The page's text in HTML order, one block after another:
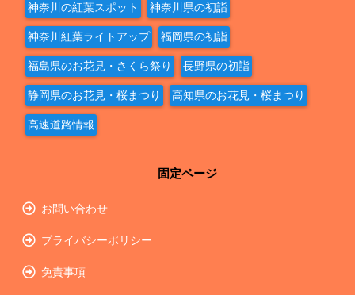
神奈川の紅葉スポット 神奈川県の初詣
神奈川紅葉ライトアップ 福岡県の初詣
福島県のお花見・さくら祭り 長野県の初詣
静岡県のお花見・桜まつり 高知県のお花見・桜まつり
高速道路情報
固定ページ
お問い合わせ
プライバシーポリシー
免責事項